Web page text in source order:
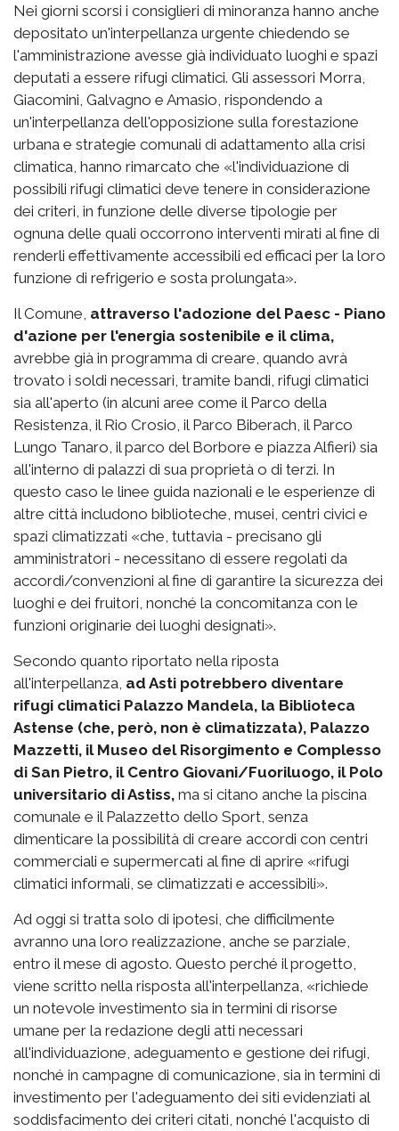
Nei giorni scorsi i consiglieri di minoranza hanno anche
depositato un'interpellanza urgente chiedendo se
l'amministrazione avesse già individuato luoghi e spazi
deputati a essere rifugi climatici. Gli assessori Morra,
Giacomini, Galvagno e Amasio, rispondendo a
un'interpellanza dell'opposizione sulla forestazione
urbana e strategie comunali di adattamento alla crisi
climatica, hanno rimarcato che «l'individuazione di
possibili rifugi climatici deve tenere in considerazione
dei criteri, in funzione delle diverse tipologie per
ognuna delle quali occorrono interventi mirati al fine di
renderli effettivamente accessibili ed efficaci per la loro
funzione di refrigerio e sosta prolungata».
Il Comune, attraverso l'adozione del Paesc - Piano
d'azione per l'energia sostenibile e il clima,
avrebbe già in programma di creare, quando avrà
trovato i soldi necessari, tramite bandi, rifugi climatici
sia all'aperto (in alcuni aree come il Parco della
Resistenza, il Rio Crosio, il Parco Biberach, il Parco
Lungo Tanaro, il parco del Borbore e piazza Alfieri) sia
all'interno di palazzi di sua proprietà o di terzi. In
questo caso le linee guida nazionali e le esperienze di
altre città includono biblioteche, musei, centri civici e
spazi climatizzati «che, tuttavia - precisano gli
amministratori - necessitano di essere regolati da
accordi/convenzioni al fine di garantire la sicurezza dei
luoghi e dei fruitori, nonché la concomitanza con le
funzioni originarie dei luoghi designati».
Secondo quanto riportato nella riposta
all'interpellanza, ad Asti potrebbero diventare
rifugi climatici Palazzo Mandela, la Biblioteca
Astense (che, però, non è climatizzata), Palazzo
Mazzetti, il Museo del Risorgimento e Complesso
di San Pietro, il Centro Giovani/Fuoriluogo, il Polo
universitario di Astiss, ma si citano anche la piscina
comunale e il Palazzetto dello Sport, senza
dimenticare la possibilità di creare accordi con centri
commerciali e supermercati al fine di aprire «rifugi
climatici informali, se climatizzati e accessibili».
Ad oggi si tratta solo di ipotesi, che difficilmente
avranno una loro realizzazione, anche se parziale,
entro il mese di agosto. Questo perché il progetto,
viene scritto nella risposta all'interpellanza, «richiede
un notevole investimento sia in termini di risorse
umane per la redazione degli atti necessari
all'individuazione, adeguamento e gestione dei rifugi,
nonché in campagne di comunicazione, sia in termini di
investimento per l'adeguamento dei siti evidenziati al
soddisfacimento dei criteri citati, nonché l'acquisto di